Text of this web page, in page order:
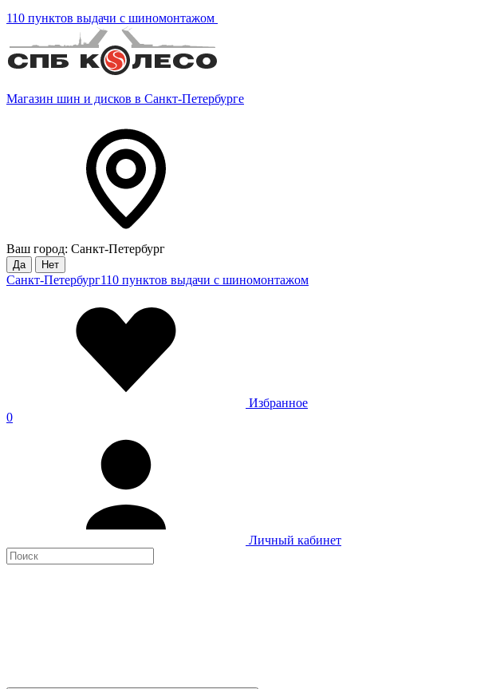
110 пунктов выдачи с шиномонтажом
Магазин шин и дисков в Санкт-Петербурге
Ваш город: Санкт-Петербург
Да Нет
Санкт-Петербург110 пунктов выдачи с шиномонтажом
Избранное
0
Личный кабинет